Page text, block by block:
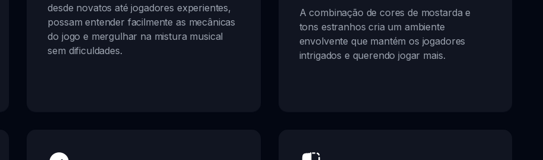
desde novatos até jogadores experientes,
possam entender facilmente as mecânicas
do jogo e mergulhar na mistura musical
sem dificuldades.
A combinação de cores de mostarda e
tons estranhos cria um ambiente
envolvente que mantém os jogadores
intrigados e querendo jogar mais.